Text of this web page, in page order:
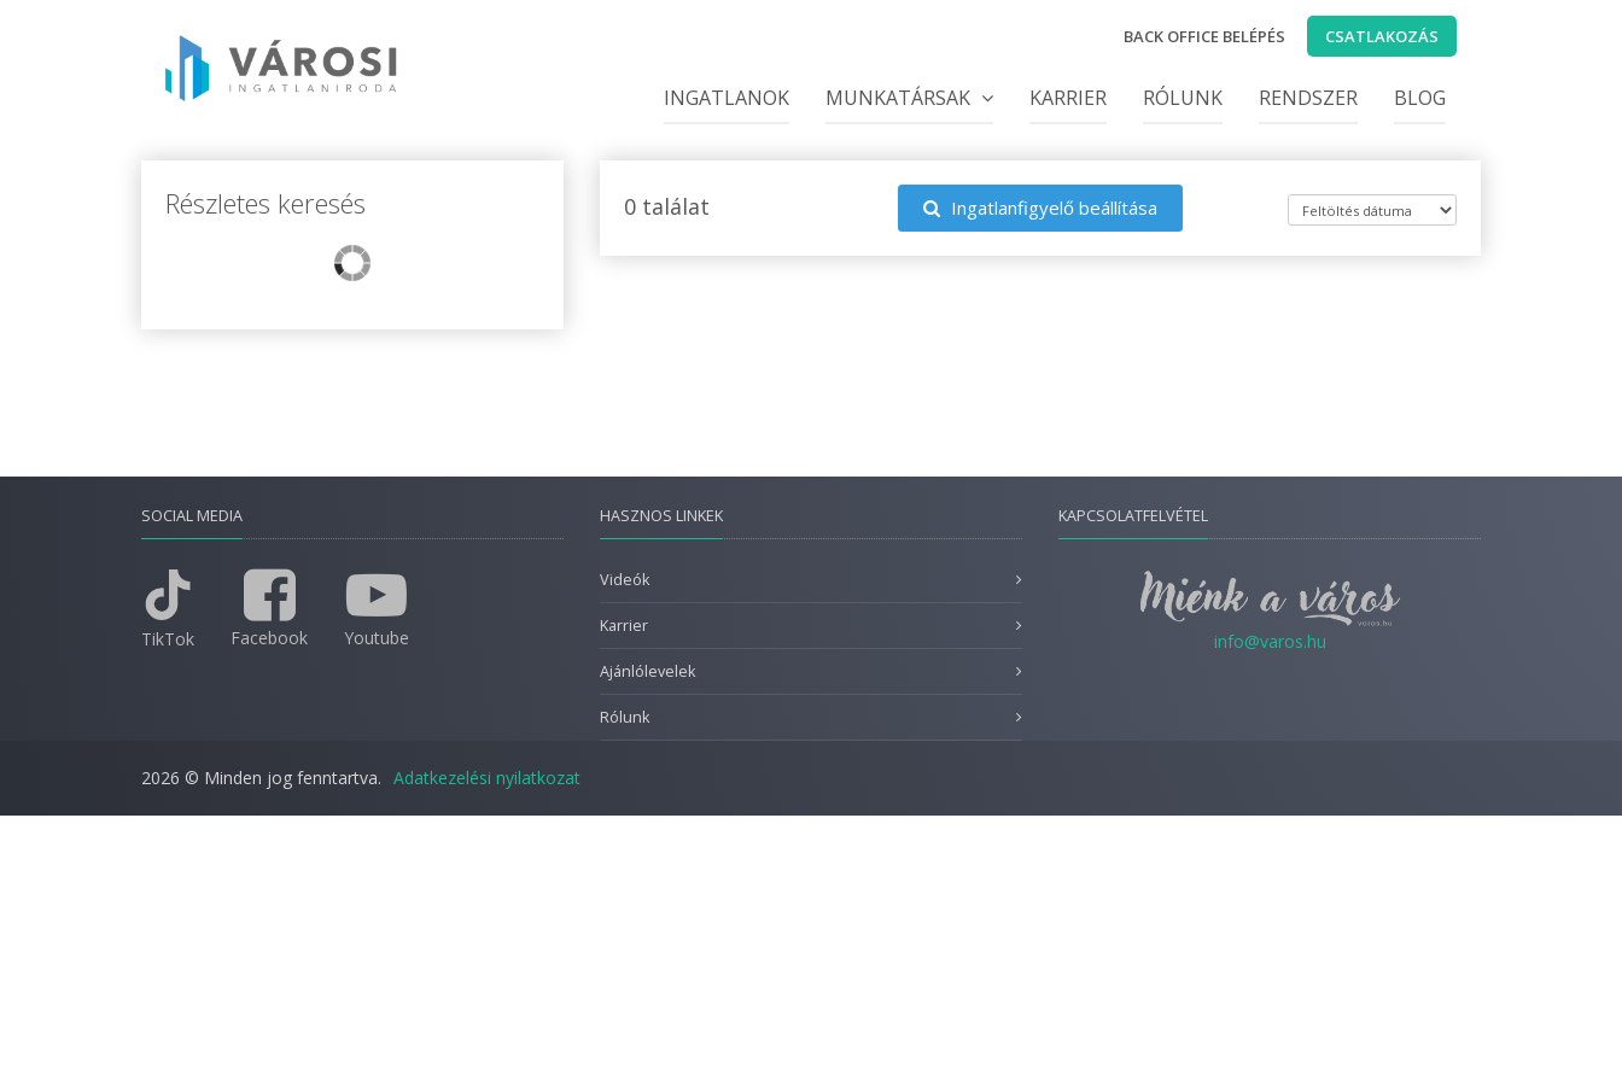
BACK OFFICE BELÉPÉS CSATLAKOZÁS
INGATLANOK MUNKATÁRSAK KARRIER RÓLUNK RENDSZER BLOG
Részletes keresés 0 találat Ingatlanfigyelő beállítása
SOCIAL MEDIA
TikTok Facebook Youtube
HASZNOS LINKEK
Videók
Karrier
Ajánlólevelek
Rólunk
KAPCSOLATFELVÉTEL
info@varos.hu
2026 © Minden jog fenntartva. Adatkezelési nyilatkozat